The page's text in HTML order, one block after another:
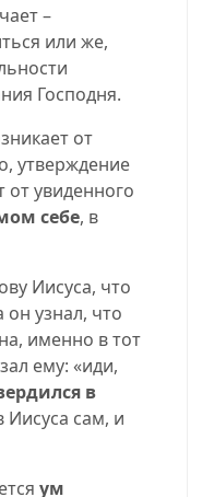
–
или же,
Господня.
от
утверждение
от увиденного
себе, в
Иисуса, что
он узнал, что
именно в тот
ему: «иди,
в
Иисуса сам, и
ум